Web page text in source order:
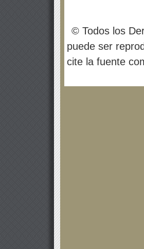
© Todos los
puede ser
cite la fuente